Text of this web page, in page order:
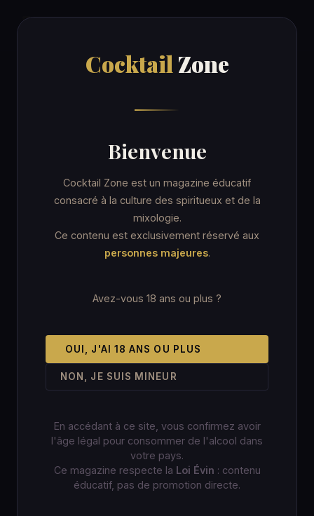
Cocktail Zone
Bienvenue
Cocktail Zone est un magazine éducatif
consacré à la culture des spiritueux et de la
mixologie.
Ce contenu est exclusivement réservé aux
personnes majeures.
Avez-vous 18 ans ou plus ?
OUI, J'AI 18 ANS OU PLUS
NON, JE SUIS MINEUR
En accédant à ce site, vous confirmez avoir
l'âge légal pour consommer de l'alcool dans
votre pays.
Ce magazine respecte la Loi Évin : contenu
éducatif, pas de promotion directe.
CocktailZone
Barracuda
11 min Margarita glass
★★☆ Intermédiaire ★ IBA · New Era Drinks